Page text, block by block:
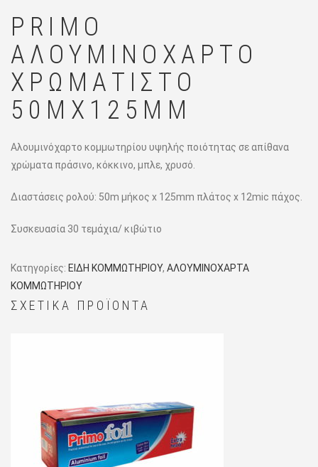
PRIMO
ΑΛΟΥΜΙΝΌΧΑΡΤΟ
ΧΡΩΜΑΤΙΣΤΌ
50MX125MM
Αλουμινόχαρτο κομμωτηρίου υψηλής ποιότητας σε απίθανα
χρώματα πράσινο, κόκκινο, μπλε, χρυσό.
Διαστάσεις ρολού: 50m μήκος x 125mm πλάτος x 12mic πάχος.
Συσκευασία 30 τεμάχια/ κιβώτιο
Κατηγορίες: ΕΙΔΗ ΚΟΜΜΩΤΗΡΙΟΥ, ΑΛΟΥΜΙΝΟΧΑΡΤΑ
ΚΟΜΜΩΤΗΡΙΟΥ
ΣΧΕΤΙΚΆ ΠΡΟΪΌΝΤΑ